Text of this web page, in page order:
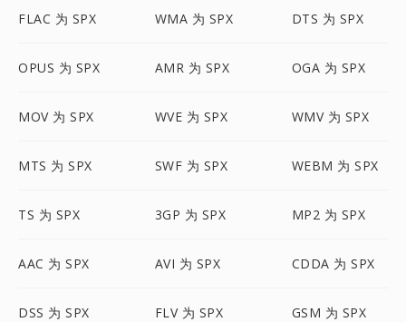
FLAC 为 SPX WMA 为 SPX DTS 为 SPX
OPUS 为 SPX AMR 为 SPX OGA 为 SPX
MOV 为 SPX WVE 为 SPX WMV 为 SPX
MTS 为 SPX SWF 为 SPX WEBM 为 SPX
TS 为 SPX 3GP 为 SPX MP2 为 SPX
AAC 为 SPX AVI 为 SPX CDDA 为 SPX
DSS 为 SPX FLV 为 SPX GSM 为 SPX